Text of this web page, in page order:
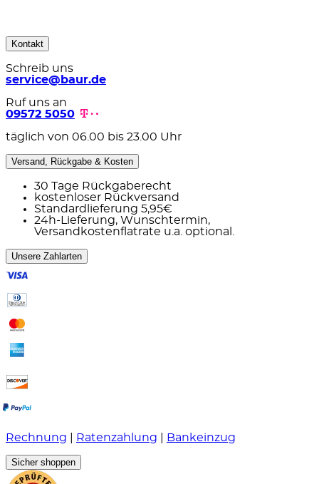
Kontakt
Schreib uns
service@baur.de
Ruf uns an
09572 5050
täglich von 06.00 bis 23.00 Uhr
Versand, Rückgabe & Kosten
30 Tage Rückgaberecht
kostenloser Rückversand
Standardlieferung 5,95€
24h-Lieferung, Wunschtermin,
Versandkostenflatrate u.a. optional.
Unsere Zahlarten
Rechnung Ratenzahlung Bankeinzug
Sicher shoppen